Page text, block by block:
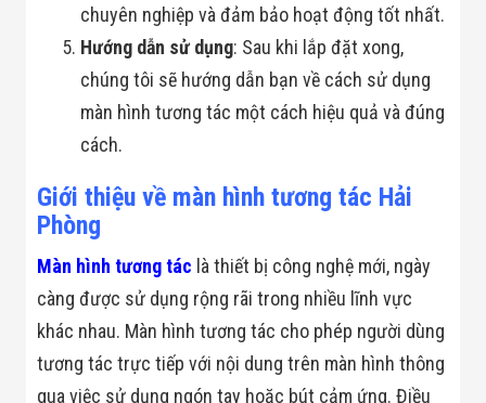
Thiết Bị Ngành
Giày Da, Túi
Xách
Dự Án Triển
Khai
Dự Án Ngành
Thực Phẩm
Dự Án Ngành
Dự Án Ngành
Giáo Dục -
Trường Học
Dự Án Ngành
Điện Tử
Dự Án Ngành
Công An - Quân
chuyên nghiệp và đảm bảo hoạt động tốt nhất.
Hướng dẫn sử dụng: Sau khi lắp đặt xong,
chúng tôi sẽ hướng dẫn bạn về cách sử dụng
màn hình tương tác một cách hiệu quả và đúng
cách.
Giới thiệu về màn hình tương tác Hải
Phòng
Màn hình tương tác là thiết bị công nghệ mới, ngày
càng được sử dụng rộng rãi trong nhiều lĩnh vực
khác nhau. Màn hình tương tác cho phép người dùng
tương tác trực tiếp với nội dung trên màn hình thông
qua việc sử dụng ngón tay hoặc bút cảm ứng. Điều